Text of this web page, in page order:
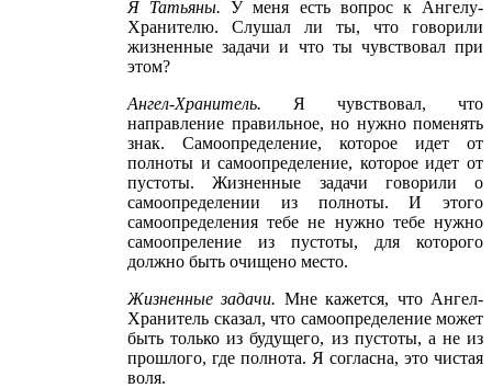
Я Татьяны.У меня есть вопрос к Ангелу-
Хранителю. Слушал ли ты, что говорили
жизненные задачи и что ты чувствовал при
этом?
Ангел-Хранитель. Я чувствовал, что
направление правильное, но нужно поменять
знак. Самоопределение, которое идет от
полноты и самоопределение, которое идет от
пустоты. Жизненные задачи говорили о
самоопределении из полноты. И этого
самоопределения тебе не нужно тебе нужно
самоопреление из пустоты, для которого
должно быть очищено место.
Жизненные задачи. Мне кажется, что Ангел-
Хранитель сказал, что самоопределение может
быть только из будущего, из пустоты, а не из
прошлого, где полнота. Я согласна, это чистая
воля.